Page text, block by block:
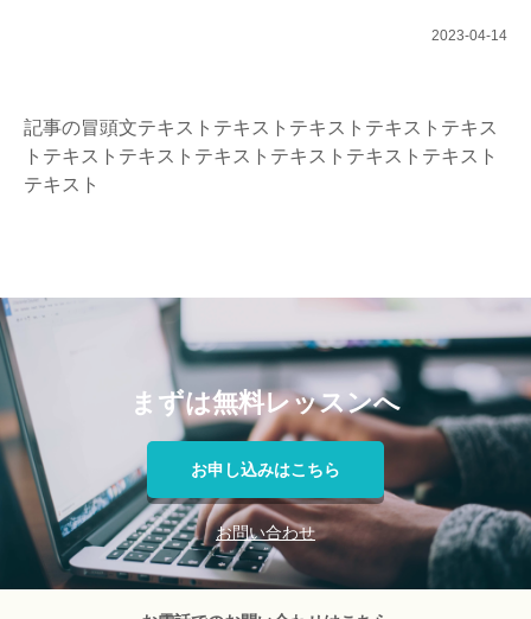
2023-04-14
記事の冒頭文テキストテキストテキストテキストテキス
トテキストテキストテキストテキストテキストテキスト
テキスト
まずは無料レッスンへ
お申し込みはこちら
お問い合わせ